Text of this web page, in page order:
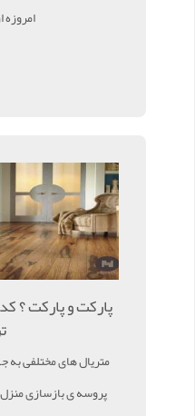
پارکت و پارکت ؟
متریال های مختلفی
پروسه ی بازسازی